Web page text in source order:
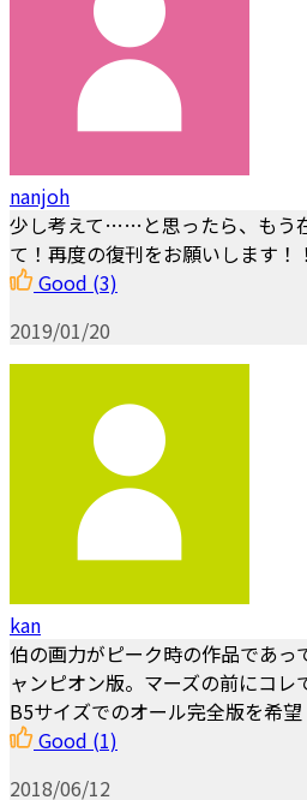
nanjoh
少し考えて……と思ったら、もう
て！再度の復刊をお願いします！！
Good (3)
2019/01/20
kan
伯の画力がピーク時の作品であっ
ャンピオン版。マーズの前にコレ
B5サイズでのオール完全版を希望
Good (1)
2018/06/12